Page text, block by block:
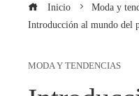
Inicio
Moda y
Introducción al mundo del
MODA Y TENDENCIAS